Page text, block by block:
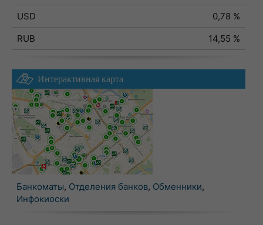
USD
0,78 %
RUB
14,55 %
Интерактивная карта
Банкоматы, Отделения банков, Обменники,
Инфокиоски